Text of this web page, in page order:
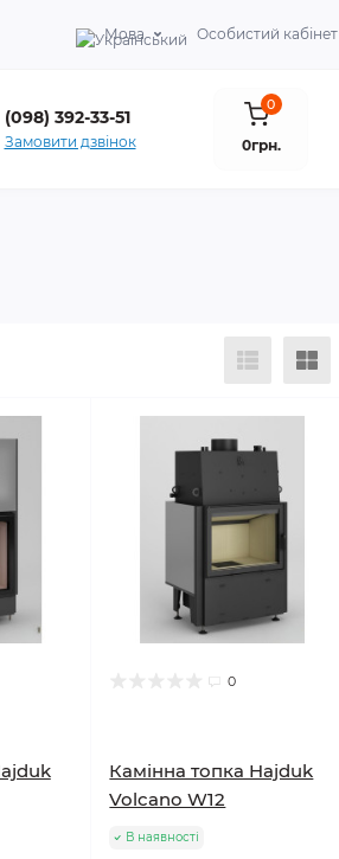
Мова Особистий кабінет
(098) 392-33-51
Замовити дзвінок
0
0грн.
0
Камінна топка Hajduk
Volcano W12
В наявності